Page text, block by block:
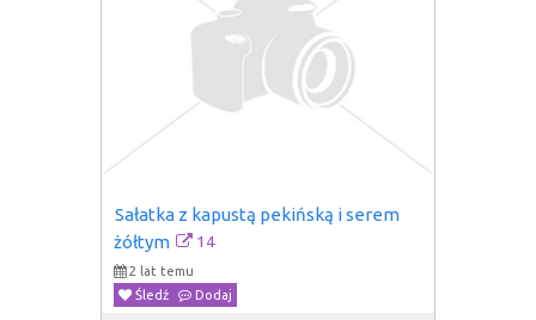
Sałatka z kapustą pekińską i serem
żółtym
14
2 lat temu
Śledź
Dodaj